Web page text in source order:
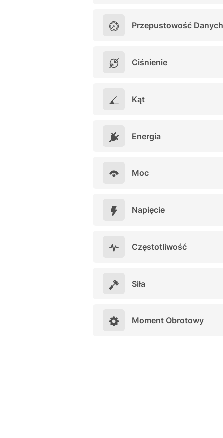
Przepustowość Danych
Ciśnienie
Kąt
Energia
Moc
Napięcie
Częstotliwość
Siła
Moment Obrotowy